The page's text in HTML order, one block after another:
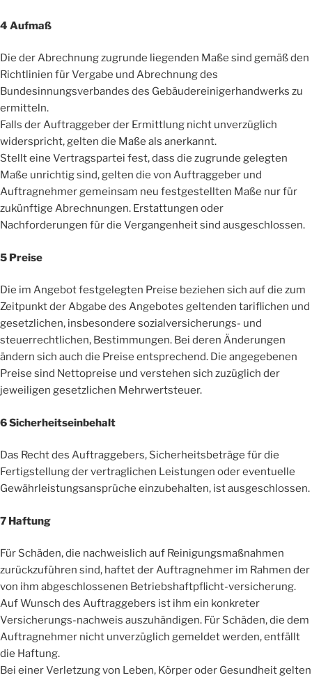
4 Aufmaß
Die der Abrechnung zugrunde liegenden Maße sind gemäß den
Richtlinien für Vergabe und Abrechnung des
Bundesinnungsverbandes des Gebäudereinigerhandwerks zu
ermitteln.
Falls der Auftraggeber der Ermittlung nicht unverzüglich
widerspricht, gelten die Maße als anerkannt.
Stellt eine Vertragspartei fest, dass die zugrunde gelegten
Maße unrichtig sind, gelten die von Auftraggeber und
Auftragnehmer gemeinsam neu festgestellten Maße nur für
zukünftige Abrechnungen. Erstattungen oder
Nachforderungen für die Vergangenheit sind ausgeschlossen.
5 Preise
Die im Angebot festgelegten Preise beziehen sich auf die zum
Zeitpunkt der Abgabe des Angebotes geltenden tariflichen und
gesetzlichen, insbesondere sozialversicherungs- und
steuerrechtlichen, Bestimmungen. Bei deren Änderungen
ändern sich auch die Preise entsprechend. Die angegebenen
Preise sind Nettopreise und verstehen sich zuzüglich der
jeweiligen gesetzlichen Mehrwertsteuer.
6 Sicherheitseinbehalt
Das Recht des Auftraggebers, Sicherheitsbeträge für die
Fertigstellung der vertraglichen Leistungen oder eventuelle
Gewährleistungsansprüche einzubehalten, ist ausgeschlossen.
7 Haftung
Für Schäden, die nachweislich auf Reinigungsmaßnahmen
zurückzuführen sind, haftet der Auftragnehmer im Rahmen der
von ihm abgeschlossenen Betriebshaftpflicht-versicherung.
Auf Wunsch des Auftraggebers ist ihm ein konkreter
Versicherungs-nachweis auszuhändigen. Für Schäden, die dem
Auftragnehmer nicht unverzüglich gemeldet werden, entfällt
die Haftung.
Bei einer Verletzung von Leben, Körper oder Gesundheit gelten